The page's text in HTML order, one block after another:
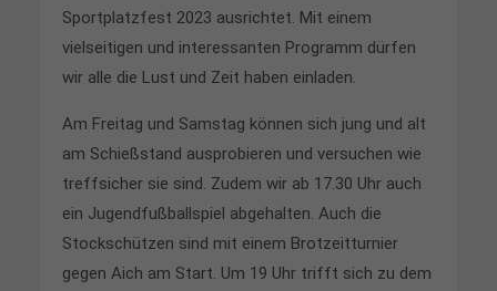
Sportplatzfest 2023 ausrichtet. Mit einem
vielseitigen und interessanten Programm dürfen
wir alle die Lust und Zeit haben einladen.
Am Freitag und Samstag können sich jung und alt
am Schießstand ausprobieren und versuchen wie
treffsicher sie sind. Zudem wir ab 17.30 Uhr auch
ein Jugendfußballspiel abgehalten. Auch die
Stockschützen sind mit einem Brotzeitturnier
gegen Aich am Start. Um 19 Uhr trifft sich zu dem